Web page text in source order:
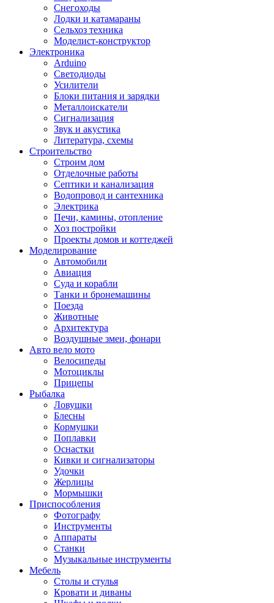
Снегоходы
Лодки и катамараны
Сельхоз техника
Моделист-конструктор
Электроника
Arduino
Светодиоды
Усилители
Блоки питания и зарядки
Металлоискатели
Сигнализация
Звук и акустика
Литература, схемы
Строительство
Строим дом
Отделочные работы
Септики и канализация
Водопровод и сантехника
Электрика
Печи, камины, отопление
Хоз постройки
Проекты домов и коттеджей
Моделирование
Автомобили
Авиация
Суда и корабли
Танки и бронемашины
Поезда
Животные
Архитектура
Воздушные змеи, фонари
Авто вело мото
Велосипеды
Мотоциклы
Прицепы
Рыбалка
Ловушки
Блесны
Кормушки
Поплавки
Оснастки
Кивки и сигнализаторы
Удочки
Жерлицы
Мормышки
Приспособления
Фотографу
Инструменты
Аппараты
Станки
Музыкальные инструменты
Мебель
Столы и стулья
Кровати и диваны